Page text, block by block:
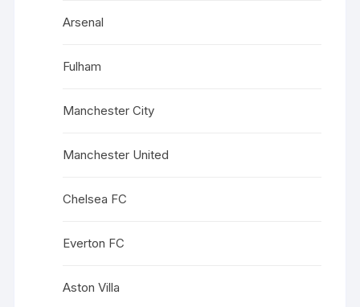
Arsenal
Fulham
Manchester City
Manchester United
Chelsea FC
Everton FC
Aston Villa